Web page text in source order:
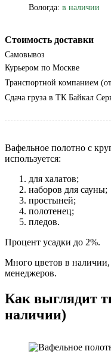
Вологда: в наличии
Стоимость доставки
Самовывоз
Курьером по Москве
Транспортной компанием
Сдача груза в ТК Байкал
Вафельное полотно с
используется:
для халатов;
наборов для сауны;
простыней;
полотенец;
пледов.
Процент усадки до 2%.
Много цветов в
менеджеров.
Как выглядит
наличии)